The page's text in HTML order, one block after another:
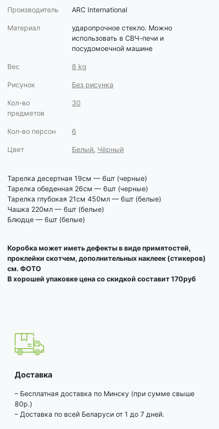
Производитель ARC International
Материал
ударопрочное стекло. Можно
использовать в СВЧ-печи и
посудомоечной машине
Вес 8 kg
Рисунок Без рисунка
Кол-во
предметов
30
Кол-во персон 6
Цвет Белый, Чёрный
Тарелка десертная 19см — 6шт (черные)
Тарелка обеденная 26см — 6шт (черные)
Тарелка глубокая 21см 450мл — 6шт (белые)
Чашка 220мл — 6шт (белые)
Блюдце — 6шт (белые)
Коробка может иметь дефекты в виде примятостей,
проклейки скотчем, дополнительных наклеек (стикеров)
см. ФОТО
В хорошей упаковке цена со скидкой составит 170руб
Доставка
– Бесплатная доставка по Минску (при сумме свыше
80р.)
– Доставка по всей Беларуси от 1 до 7 дней.